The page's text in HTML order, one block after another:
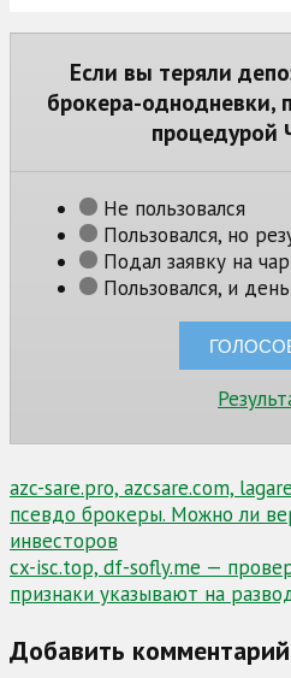
Если вы теряли
брокера-однодневки,
процедурой
Не пользовался
Пользовался, но
Подал заявку на
Пользовался, и
Навигация
по
записям
azc-sare.pro, azcsare.com,
псевдо брокеры. Можно ли
инвесторов
cx-isc.top, df-sofly.me —
признаки указывают на
Добавить комментарий